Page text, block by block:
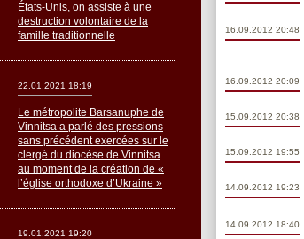
16.09.2012 20:48
16.09.2012 20:09
15.09.2012 20:38
15.09.2012 19:55
14.09.2012 19:23
14.09.2012 18:40
États-Unis, on assiste à une
destruction volontaire de la
famille traditionnelle
22.01.2021 18:19
Le métropolite Barsanuphe de
Vinnitsa a parlé des pressions
sans précédent exercées sur le
clergé du diocèse de Vinnitsa
au moment de la création de «
l’église orthodoxe d’Ukraine »
19.01.2021 19:20